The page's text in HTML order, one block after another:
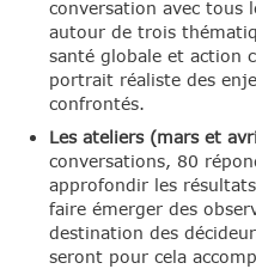
conversation avec tous
autour de trois
santé globale et action
portrait réaliste des
confrontés.
Les ateliers (mars et
conversations, 80
approfondir les
faire émerger des
destination des
seront pour cela